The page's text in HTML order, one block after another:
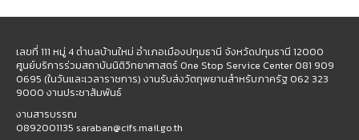
เลขที่ 111 หมู่ 4 ตำบลบ้านใหม่ อำเภอเมืองปทุมธานี จังหวัดปทุมธานี 12000
ศูนย์บริการร่วมสถาบันนิติวิทยาศาสตร์ One Stop Service Center 081 909
0695 (ในวันและเวลาราชการ) งานรับส่งวัตถุพยานสำหรับภาครัฐ 062 323
9000 งานประชาสัมพันธ์
งานสารบรรณ
0892001135 saraban@cifs.mail.go.th